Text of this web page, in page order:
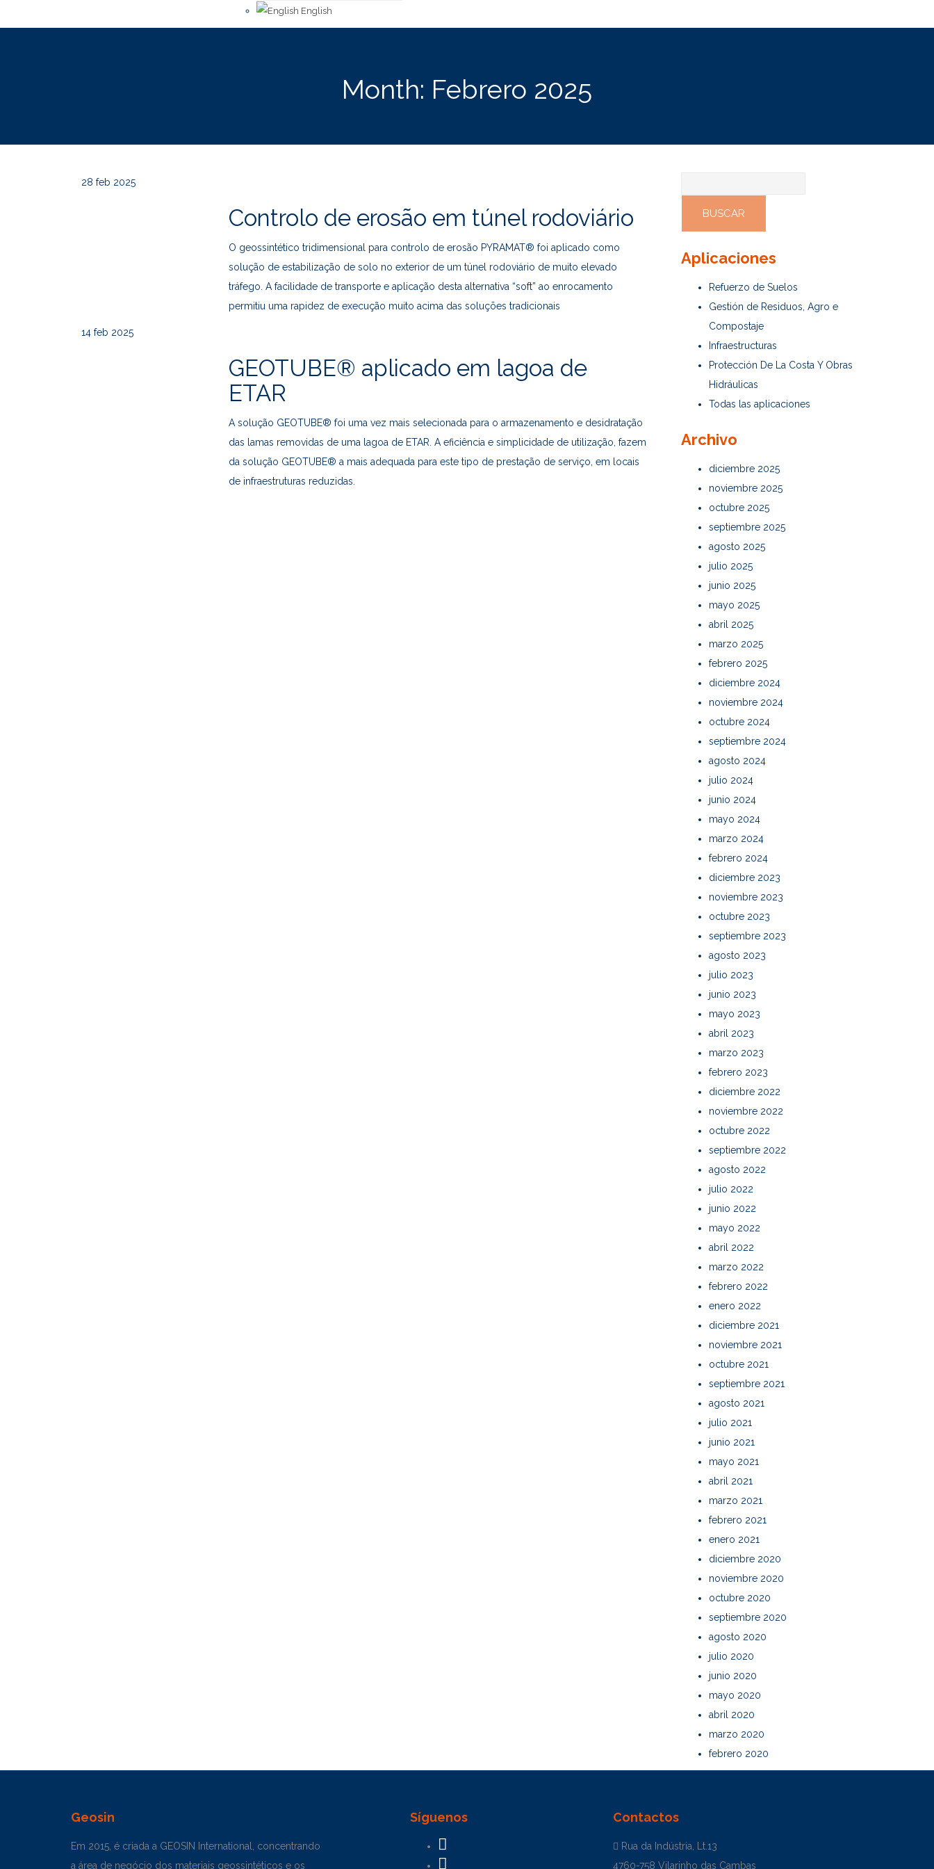
English
Month: Febrero 2025
28 feb 2025
Controlo de erosão em túnel rodoviário
O geossintético tridimensional para controlo de erosão PYRAMAT® foi aplicado como
solução de estabilização de solo no exterior de um túnel rodoviário de muito elevado
tráfego. A facilidade de transporte e aplicação desta alternativa “soft” ao enrocamento
permitiu uma rapidez de execução muito acima das soluções tradicionais
14 feb 2025
GEOTUBE® aplicado em lagoa de
ETAR
A solução GEOTUBE® foi uma vez mais selecionada para o armazenamento e desidratação
das lamas removidas de uma lagoa de ETAR. A eficiência e simplicidade de utilização, fazem
da solução GEOTUBE® a mais adequada para este tipo de prestação de serviço, em locais
de infraestruturas reduzidas.
Aplicaciones
Refuerzo de Suelos
Gestión de Residuos, Agro e
Compostaje
Infraestructuras
Protección De La Costa Y Obras
Hidráulicas
Todas las aplicaciones
Archivo
diciembre 2025
noviembre 2025
octubre 2025
septiembre 2025
agosto 2025
julio 2025
junio 2025
mayo 2025
abril 2025
marzo 2025
febrero 2025
diciembre 2024
noviembre 2024
octubre 2024
septiembre 2024
agosto 2024
julio 2024
junio 2024
mayo 2024
marzo 2024
febrero 2024
diciembre 2023
noviembre 2023
octubre 2023
septiembre 2023
agosto 2023
julio 2023
junio 2023
mayo 2023
abril 2023
marzo 2023
febrero 2023
diciembre 2022
noviembre 2022
octubre 2022
septiembre 2022
agosto 2022
julio 2022
junio 2022
mayo 2022
abril 2022
marzo 2022
febrero 2022
enero 2022
diciembre 2021
noviembre 2021
octubre 2021
septiembre 2021
agosto 2021
julio 2021
junio 2021
mayo 2021
abril 2021
marzo 2021
febrero 2021
enero 2021
diciembre 2020
noviembre 2020
octubre 2020
septiembre 2020
agosto 2020
julio 2020
junio 2020
mayo 2020
abril 2020
marzo 2020
febrero 2020
Geosin
Em 2015, é criada a GEOSIN International, concentrando
a área de negócio dos materiais geossintéticos e os
Síguenos Contactos
Rua da Indústria, Lt.13
4760-758 Vilarinho das Cambas